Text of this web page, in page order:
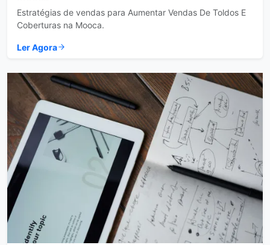
Estratégias de vendas para Aumentar Vendas De Toldos E
Coberturas na Mooca.
Ler Agora